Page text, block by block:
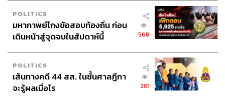
POLITICS
มหากาพย์โกงข้อสอบท้องถิ่น ก่อน
เดินหน้าสู่จุดจบในสัปดาห์นี้
568
POLITICS
เส้นทางคดี 44 สส. ในชั้นศาลฎีกา
จะรู้ผลเมื่อไร
201